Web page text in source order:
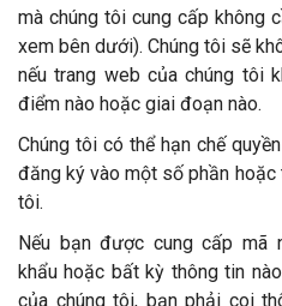
mà chúng tôi cung cấp không
xem bên dưới). Chúng tôi sẽ
nếu trang web của chúng tôi
điểm nào hoặc giai đoạn nào.
Chúng tôi có thể hạn chế
đăng ký vào một số phần
tôi.
Nếu bạn được cung cấp mã
khẩu hoặc bất kỳ thông tin
của chúng tôi, bạn phải coi